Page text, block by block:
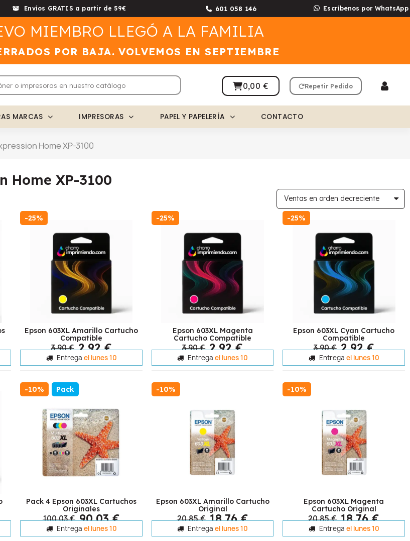
Envíos GRATIS a partir de 59€ 601 058 146 Escríbenos por WhatsApp
MIEMBRO LLEGÓ A LA FAMILIA
POR BAJA. VOLVEMOS EN SEPTIEMBRE
0,00 € Repetir Pedido
MARCAS IMPRESORAS PAPEL Y PAPELERÍA CONTACTO
Home XP-3100
Home XP-3100
-25%
Epson 603XL Amarillo Cartucho
Compatible
3,90 € 2,92 €
Entrega el lunes 10
-25%
Epson 603XL Magenta
Cartucho Compatible
3,90 € 2,92 €
Entregael lunes 10
-25%
Epson 603XL Cyan Cartucho
Compatible
3,90 € 2,92 €
Entrega el lunes 10
-10% Pack
Pack 4 Epson 603XL Cartuchos
Originales
100,03 € 90,03 €
Entrega el lunes 10
-10%
Epson 603XL Amarillo Cartucho
Original
20,85 € 18,76 €
Entregael lunes 10
-10%
Epson 603XL Magenta
Cartucho Original
20,85 € 18,76 €
Entrega el lunes 10